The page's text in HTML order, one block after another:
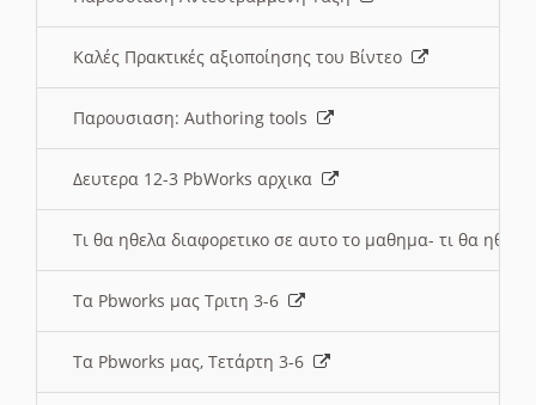
Καλές Πρακτικές αξιοποίησης του Βίντεο
Παρουσιαση: Authoring tools
Δευτερα 12-3 PbWorks αρχικα
Τι θα ηθελα διαφορετικο σε αυτο το μαθημα- τι θα
Τα Pbworks μας Τριτη 3-6
Τα Pbworks μας, Τετάρτη 3-6